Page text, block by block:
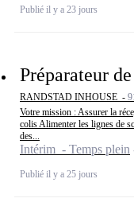
Publié il y a 23 jours
Préparateur
RANDSTAD INHOUSE -
Votre mission : Assurer la
colis Alimenter les lignes de
des...
Intérim - Temps plein
Publié il y a 25 jours